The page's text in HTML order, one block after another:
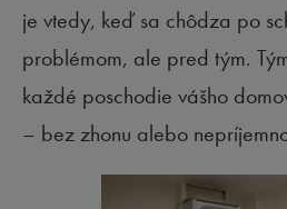
je vtedy, keď sa chôdza po
problémom, ale pred tým.
každé poschodie vášho
– bez zhonu alebo